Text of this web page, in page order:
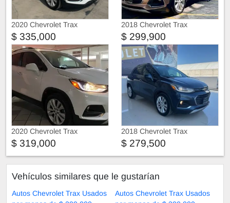
2020 Chevrolet Trax
$ 335,000
2018 Chevrolet Trax
$ 299,900
2020 Chevrolet Trax
$ 319,000
2018 Chevrolet Trax
$ 279,500
Vehículos similares que le gustarían
Autos Chevrolet Trax Usados
Autos Chevrolet Trax Usados